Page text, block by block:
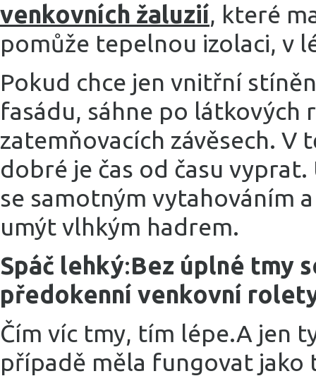
venkovních žaluzií, které
pomůže tepelnou izolaci, v
Pokud chce jen vnitřní
fasádu, sáhne po látkových
zatemňovacích závěsech. V
dobré je čas od času
se samotným vytahováním
umýt vlhkým hadrem.
Spáč lehký:Bez úplné tmy
předokenní venkovní
Čím víc tmy, tím lépe.A jen
případě měla fungovat jako